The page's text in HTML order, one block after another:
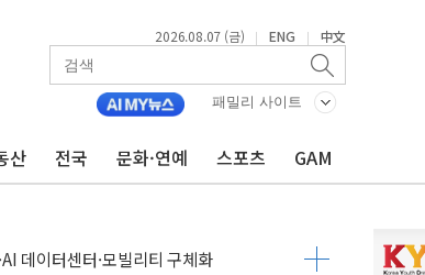
2026.08.07 (금) | ENG | 中文
패밀리 사이트
산 전국 문화·연예 스포츠 GAM
분기 기업 순이익 21% 증가" 전망
대시↑ VS 샌디스크·피그마·앱러빈↓